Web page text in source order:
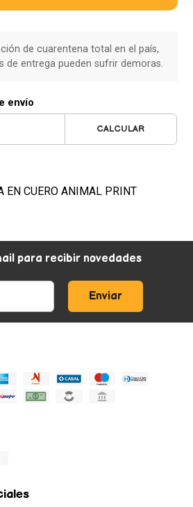
de cuarentena total en el país,
de entrega pueden sufrir demoras.
envío
CALCULAR
EN CUERO ANIMAL PRINT
para recibir novedades
Enviar